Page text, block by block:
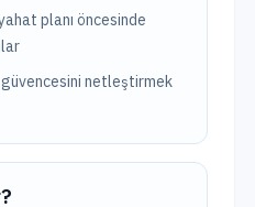
planı öncesinde
netleştirmek